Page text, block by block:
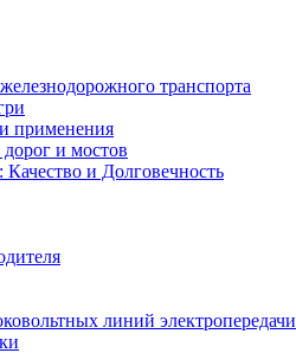
транспорта
применения
и мостов
и Долговечность
линий электропередачи